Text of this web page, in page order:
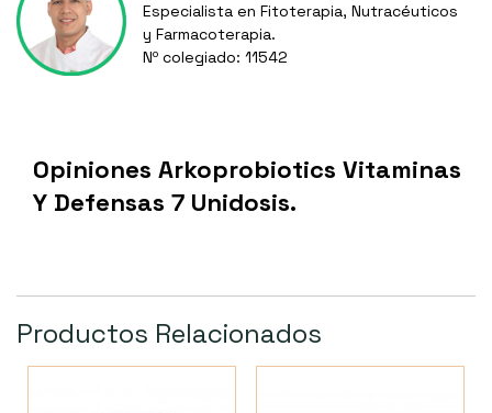
Especialista en Fitoterapia, Nutracéuticos
y Farmacoterapia.
Nº colegiado: 11542
Opiniones Arkoprobiotics Vitaminas
Y Defensas 7 Unidosis.
Productos Relacionados